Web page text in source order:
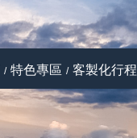
特色專區 客製化行程